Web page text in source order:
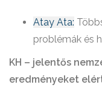
Atay Ata:
problémák és
KH – jelentős
eredményeket